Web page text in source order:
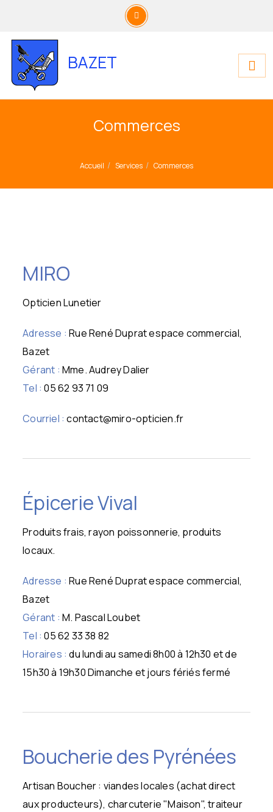
BAZET
Commerces
Accueil Services Commerces
MIRO
Opticien Lunetier
Adresse : Rue René Duprat espace commercial,
Bazet
Gérant : Mme. Audrey Dalier
Tel : 05 62 93 71 09
Courriel : contact@miro-opticien.fr
Épicerie Vival
Produits frais, rayon poissonnerie, produits
locaux.
Adresse : Rue René Duprat espace commercial,
Bazet
Gérant : M. Pascal Loubet
Tel : 05 62 33 38 82
Horaires :du lundi au samedi 8h00 à 12h30 et de
15h30 à 19h30 Dimanche et jours fériés fermé
Boucherie des Pyrénées
Artisan Boucher : viandes locales (achat direct
aux producteurs), charcuterie "Maison", traiteur